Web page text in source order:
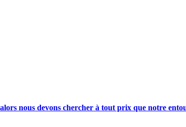
nous devons chercher à tout prix que notre